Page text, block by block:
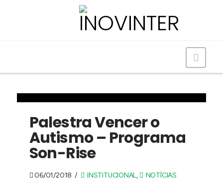
Palestra Vencer o
Autismo – Programa
Son-Rise
06/01/2018 INSTITUCIONAL, NOTÍCIAS